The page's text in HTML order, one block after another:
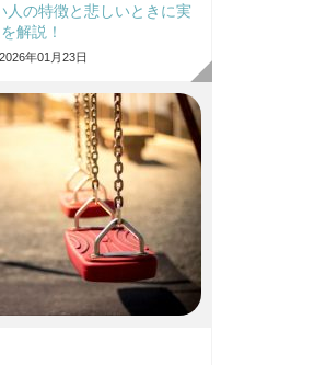
人の特徴と悲しいときに実
解説！
2026年01月23日